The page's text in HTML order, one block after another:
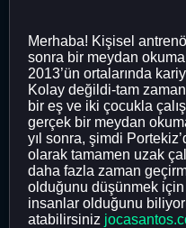
Merhaba! Kişisel
sonra bir meydan
2013’ün ortalarında
Kolay değildi-tam
bir eş ve iki çocukla
gerçek bir meydan
yıl sonra, şimdi
olarak tamamen uzak
daha fazla zaman
olduğunu düşünmek
insanlar olduğunu
atabilirsiniz